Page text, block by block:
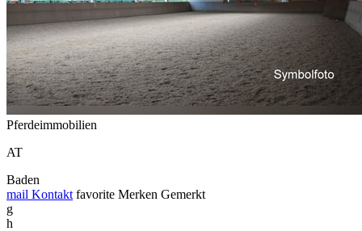
Pferdeimmobilien
AT
Baden
mail Kontakt favorite Merken Gemerkt
g
h